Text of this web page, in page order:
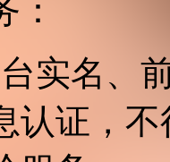
台实名、
认证，